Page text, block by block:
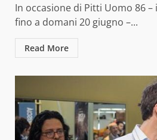
In occasione di Pitti Uomo 86 –
fino a domani 20 giugno –...
Read More